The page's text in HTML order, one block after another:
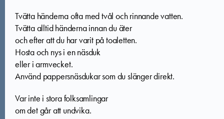
Tvätta händerna ofta med tvål och rinnande vatten.
Tvätta alltid händerna innan du äter
och efter att du har varit på toaletten.
Hosta och nys i en näsduk
eller i armvecket.
Använd pappersnäsdukar som du slänger direkt.
Var inte i stora folksamlingar
om det går att undvika.